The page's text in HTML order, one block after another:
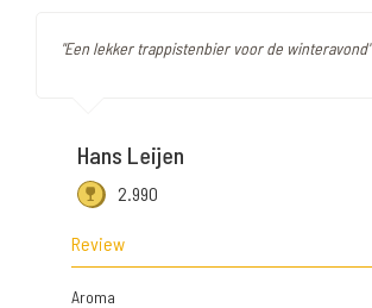
"Een lekker trappistenbier voor de winteravond"
Hans Leijen
2.990
Review
Aroma